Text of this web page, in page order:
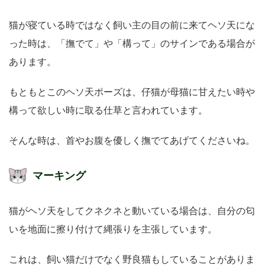
猫が寝ている時ではなく飼い主の目の前に来てヘソ天にな
った時は、「撫でて」や「構って」のサインである場合が
あります。
もともとこのヘソ天ポーズは、仔猫が母猫に甘えたい時や
構って欲しい時に取る仕草と言われています。
そんな時は、首やお腹を優しく撫でてあげてくださいね。
マーキング
猫がヘソ天をしてクネクネと動いている場合は、自分の匂
いを地面に擦り付けて縄張りを主張しています。
これは、飼い猫だけでなく野良猫もしていることがありま